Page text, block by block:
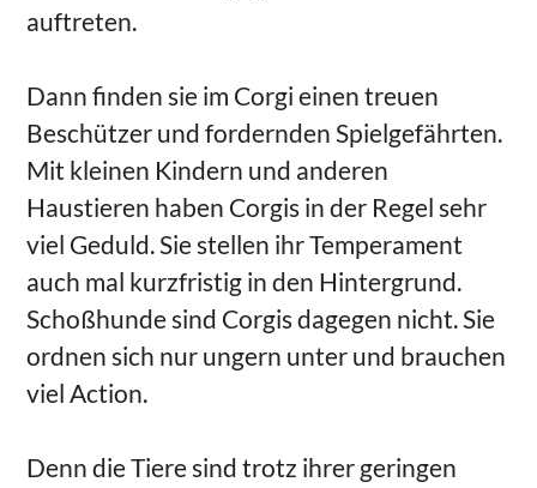
auftreten.
Dann finden sie im Corgi einen treuen
Beschützer und fordernden Spielgefährten.
Mit kleinen Kindern und anderen
Haustieren haben Corgis in der Regel sehr
viel Geduld. Sie stellen ihr Temperament
auch mal kurzfristig in den Hintergrund.
Schoßhunde sind Corgis dagegen nicht. Sie
ordnen sich nur ungern unter und brauchen
viel Action.
Denn die Tiere sind trotz ihrer geringen